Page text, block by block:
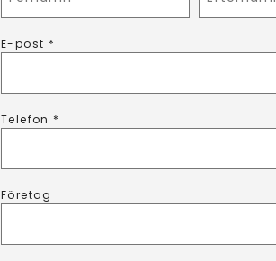
E-post *
Telefon *
Företag